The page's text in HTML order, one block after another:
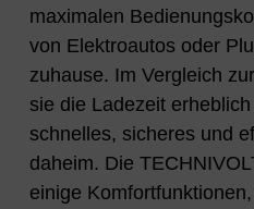
maximalen
von Elektroautos oder
zuhause. Im Vergleich
sie die Ladezeit
schnelles, sicheres und
daheim. Die
einige